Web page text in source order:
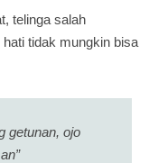
telinga salah
tidak mungkin bisa
getunan, ojo